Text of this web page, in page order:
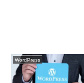
WordPress